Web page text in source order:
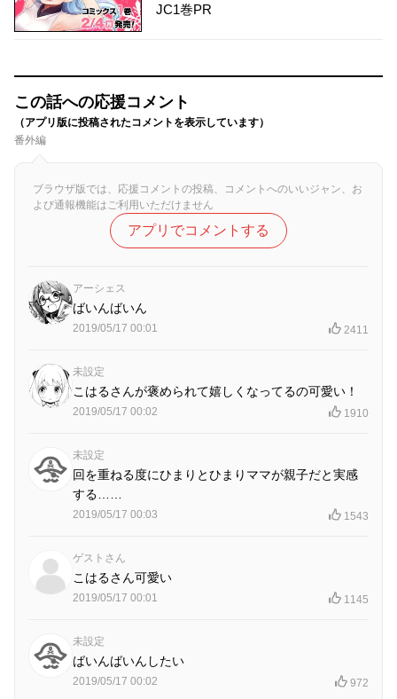
JC1巻PR
この話への応援コメント
（アプリ版に投稿されたコメントを表示しています）
番外編
ブラウザ版では、応援コメントの投稿、コメントへのいいジャン、お
よび通報機能はご利用いただけません
アプリでコメントする
アーシェス
ばいんばいん
2019/05/17 00:01 2411
未設定
こはるさんが褒められて嬉しくなってるの可愛い！
2019/05/17 00:02 1910
未設定
回を重ねる度にひまりとひまりママが親子だと実感
する……
2019/05/17 00:03 1543
ゲストさん
こはるさん可愛い
2019/05/17 00:01 1145
未設定
ばいんばいんしたい
2019/05/17 00:02 972